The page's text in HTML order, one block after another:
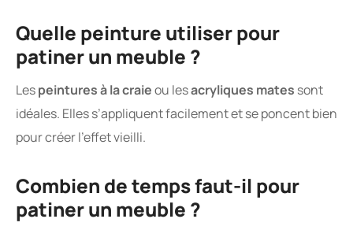
Quelle peinture utiliser pour
patiner un meuble ?
Lespeintures à la craieou lesacryliques mates sont
idéales. Elles s’appliquent facilement et se poncent bien
pour créer l’effet vieilli.
Combien de temps faut-il pour
patiner un meuble ?